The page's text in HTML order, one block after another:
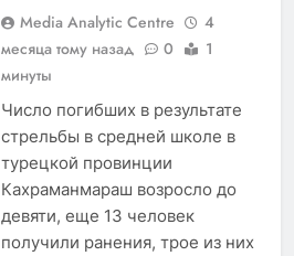
Media Analytic Centre
4
месяца тому назад
0
1
минуты
Число погибших в результате
стрельбы в средней школе в
турецкой провинции
Кахраманмараш возросло до
девяти, еще 13 человек
получили ранения, трое из них